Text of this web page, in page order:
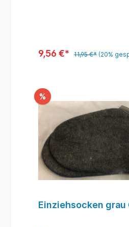
9,56 €* 11,95 €* (20%
%
Einziehsocken grau